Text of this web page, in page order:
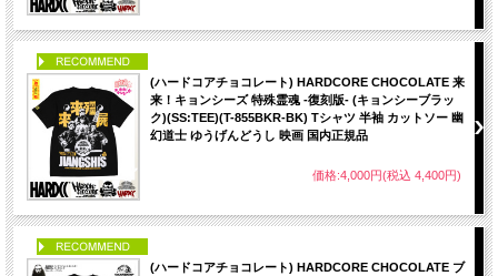
(ハードコアチョコレート) HARDCORE CHOCOLATE 来
来！キョンシーズ 特殊霊魂 -復刻版- (キョンシーブラッ
ク)(SS:TEE)(T-855BKR-BK) Tシャツ 半袖 カットソー 幽
幻道士 ゆうげんどうし 映画 国内正規品
価格:4,000円(税込 4,400円)
(ハードコアチョコレート) HARDCORE CHOCOLATE ブ